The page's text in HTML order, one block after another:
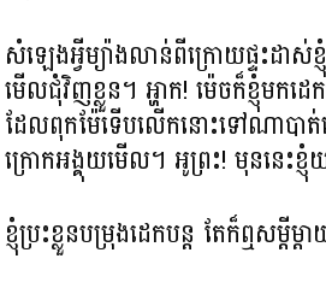
សំឡេងអ្វីម្យ៉ាងលាន់ពីក្រោយផ្ទះដាស់ខ្ញុំ
មើលជុំវិញខ្លួន។ អ្ហាក! ម៉េចក៏ខ្ញុំមកដេក
ដែលពុកម៉ែទើបលើកនោះទៅណាបា
ក្រោកអង្គុយមើល។ អូព្រះ! មុននេះ
ខ្ញុំប្រះខ្លួនបម្រុងដេកបន្ត តែក៏ឮសម្តីម្